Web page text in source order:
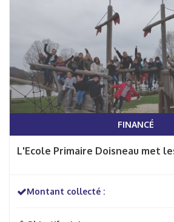
FINANCÉ
L'Ecole Primaire Doisneau met
Montant collecté :